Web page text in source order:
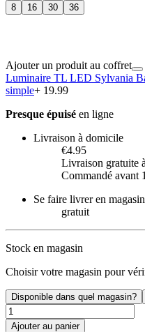
8 16 30 36
Ajouter un produit au coffret
Luminaire TL LED Sylvania
simple+ 19.99
Presque épuisé en ligne
Livraison à domicile
€4.95
Livraison gratuite
Commandé avant
Se faire livrer en magasin
gratuit
Stock en magasin
Choisir votre magasin pour
Disponible dans quel magasin?
Ajouter au panier